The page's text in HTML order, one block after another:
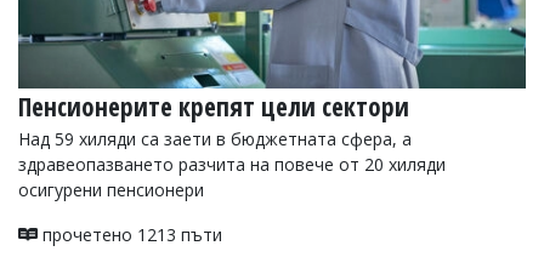
Пенсионерите крепят цели сектори
Над 59 хиляди са заети в бюджетната сфера, а
здравеопазването разчита на повече от 20 хиляди
осигурени пенсионери
прочетено 1213 пъти